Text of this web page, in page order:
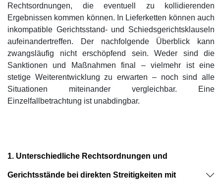
Rechtsordnungen, die eventuell zu kollidierenden
Ergebnissen kommen können. In Lieferketten können auch
inkompatible Gerichtsstand- und Schiedsgerichtsklauseln
aufeinandertreffen. Der nachfolgende Überblick kann
zwangsläufig nicht erschöpfend sein. Weder sind die
Sanktionen und Maßnahmen final – vielmehr ist eine
stetige Weiterentwicklung zu erwarten – noch sind alle
Situationen miteinander vergleichbar. Eine
Einzelfallbetrachtung ist unabdingbar.
1. Unterschiedliche Rechtsordnungen und
Gerichtsstände bei direkten Streitigkeiten mit